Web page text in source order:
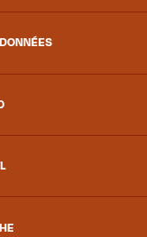
Marie-de-Cuines